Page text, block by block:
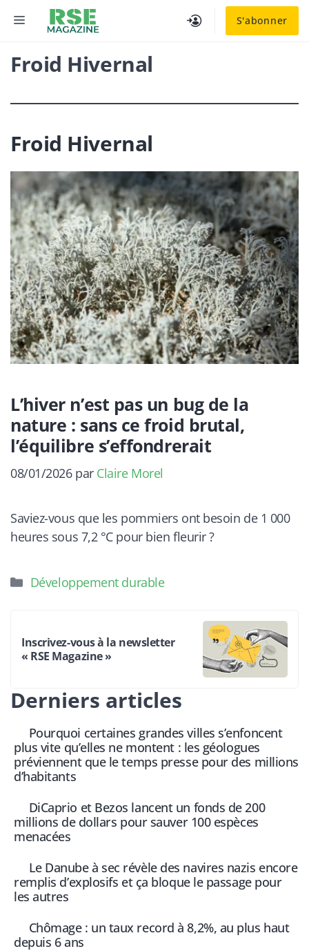
S'abonner
MENU
Froid Hivernal
Froid Hivernal
L’hiver n’est pas un bug de la
nature : sans ce froid brutal,
l’équilibre s’effondrerait
08/01/2026 par Claire Morel
Saviez-vous que les pommiers ont besoin de 1 000
heures sous 7,2 °C pour bien fleurir ?
Catégories
Développement durable
Inscrivez-vous à la newsletter
« RSE Magazine »
Derniers articles
Pourquoi certaines grandes villes s’enfoncent
plus vite qu’elles ne montent : les géologues
préviennent que le temps presse pour des millions
d’habitants
DiCaprio et Bezos lancent un fonds de 200
millions de dollars pour sauver 100 espèces
menacées
Le Danube à sec révèle des navires nazis encore
remplis d’explosifs et ça bloque le passage pour
les autres
Chômage : un taux record à 8,2%, au plus haut
depuis 6 ans